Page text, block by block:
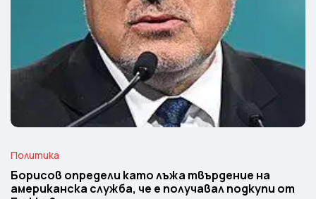
Политика
Борисов определи като лъжа твърдение на
американска служба, че е получавал подкупи от